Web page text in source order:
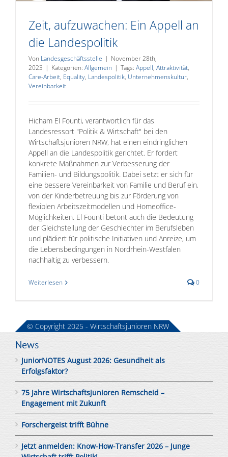
Zeit, aufzuwachen: Ein Appell an
die Landespolitik
Von Landesgeschäftsstelle | November 28th,
2023 | Kategorien: Allgemein | Tags: Appell, Attraktivität,
Care-Arbeit, Equality, Landespolitik, Unternehmenskultur,
Vereinbarkeit
Hicham El Founti, verantwortlich für das
Landesressort "Politik & Wirtschaft" bei den
Wirtschaftsjunioren NRW, hat einen eindringlichen
Appell an die Landespolitik gerichtet. Er fordert
konkrete Maßnahmen zur Verbesserung der
Familien- und Bildungspolitik. Dabei setzt er sich für
eine bessere Vereinbarkeit von Familie und Beruf ein,
von der Kinderbetreuung bis zur Förderung von
flexiblen Arbeitszeitmodellen und Homeoffice-
Möglichkeiten. El Founti betont auch die Bedeutung
der Gleichstellung der Geschlechter im Berufsleben
und plädiert für politische Initiativen und Anreize, um
die Lebensbedingungen in Nordrhein-Westfalen
nachhaltig zu verbessern.
Weiterlesen 0
News
JuniorNOTES August 2026: Gesundheit als
Erfolgsfaktor?
75 Jahre Wirtschaftsjunioren Remscheid –
Engagement mit Zukunft
Forschergeist trifft Bühne
Jetzt anmelden: Know-How-Transfer 2026 – Junge
© Copyright 2025 - Wirtschaftsjunioren NRW